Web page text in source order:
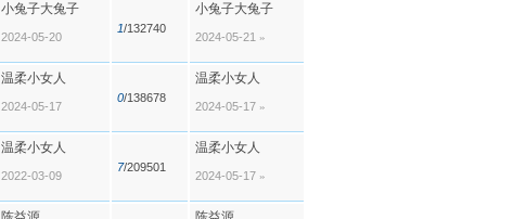
小兔子大兔子
2024-05-20
1/132740
小兔子大兔子
2024-05-21 »
温柔小女人
2024-05-17
0/138678
温柔小女人
2024-05-17 »
温柔小女人
2022-03-09
7/209501
温柔小女人
2024-05-17 »